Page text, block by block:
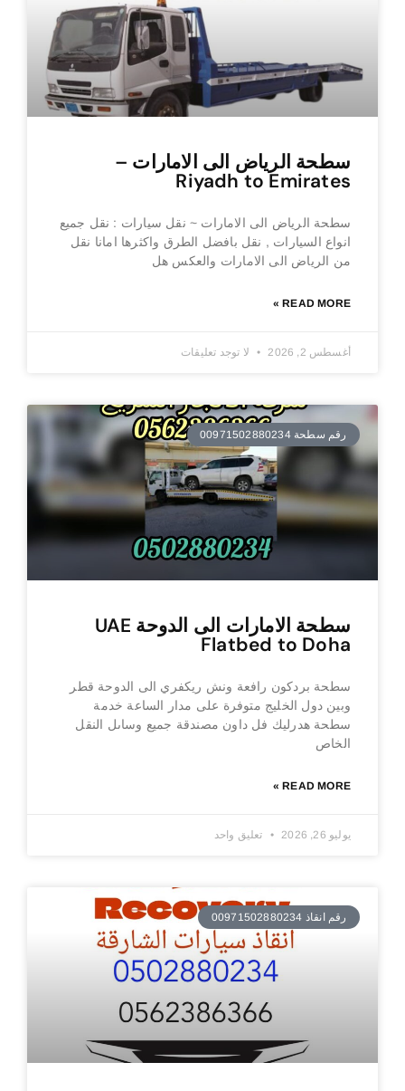
سطحة الرياض الى الامارات –
Riyadh to Emirates
سطحة الرياض الى الامارات ~ نقل سيارات : نقل جميع
انواع السيارات , نقل بافضل الطرق واكثرها امانا نقل
من الرياض الى الامارات والعكس هل
READ MORE »
أغسطس 2, 2026 لا توجد تعليقات
رقم سطحة 00971502880234
سطحة الامارات الى الدوحة UAE
Flatbed to Doha
سطحة بردكون رافعة ونش ريكفري الى الدوحة قطر
وبين دول الخليج متوفرة على مدار الساعة خدمة
سطحة هدرليك فل داون مصندقة جميع وساىل النقل
الخاص
READ MORE »
يوليو 26, 2026 تعليق واحد
رقم انقاذ 00971502880234